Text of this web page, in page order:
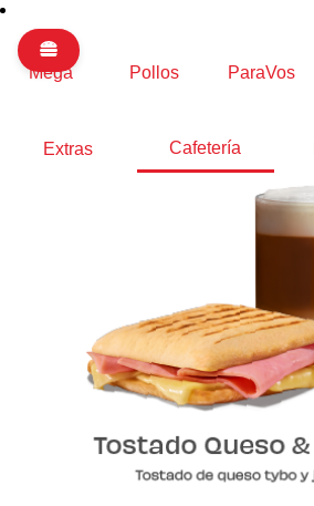
Mega Pollos ParaVos
Extras Cafetería